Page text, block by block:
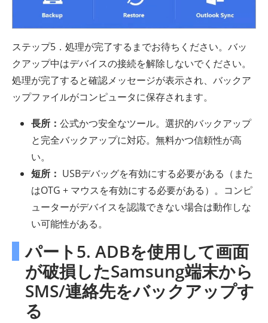
ステップ5．処理が完了するまでお待ちください。バッ
クアップ中はデバイスの接続を解除しないでください。
処理が完了すると確認メッセージが表示され、バックア
ップファイルがコンピュータに保存されます。
長所： 公式かつ安全なツール。選択的バックアップ
と完全バックアップに対応。無料かつ信頼性が高
い。
短所： USBデバッグを有効にする必要がある（また
はOTG + マウスを有効にする必要がある）。コンピ
ューターがデバイスを認識できない場合は動作しな
い可能性がある。
パート5. ADBを使用して画面
が破損したSamsung端末から
SMS/連絡先をバックアップす
る